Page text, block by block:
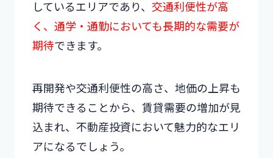
しているエリアであり、 交通利便性が高
く、通学・通勤においても長期的な需要が
期待できます。
再開発や交通利便性の高さ、地価の上昇も
期待できることから、賃貸需要の増加が見
込まれ、不動産投資において魅力的なエリ
アになるでしょう。